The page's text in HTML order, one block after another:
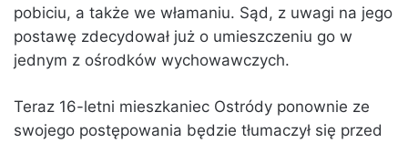
pobiciu, a także we włamaniu. Sąd, z uwagi na jego
postawę zdecydował już o umieszczeniu go w
jednym z ośrodków wychowawczych.
Teraz 16-letni mieszkaniec Ostródy ponownie ze
swojego postępowania będzie tłumaczył się przed